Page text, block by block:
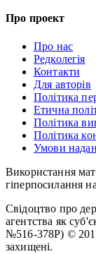
Про проект
Про нас
Редколегія
Контакти
Для авторів
Політика
Етична
Політика
Політика
Умови
Використання
гіперпосилання на
Свідоцтво про
агентства як
№516-378Р) ©
захищені.